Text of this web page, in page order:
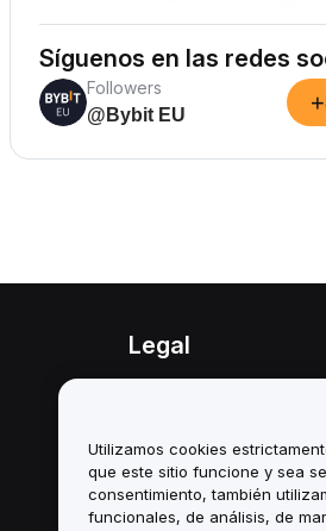
Síguenos en las redes
Followers
@Bybit EU
+
Legal
Resumen de la política
custodia y administración
Información sobre ESG
Utilizamos cookies
que este sitio funcione y sea
consentimiento, también
funcionales, de análisis, de